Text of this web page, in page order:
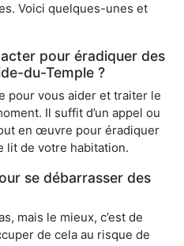
Voici quelques-unes et
pour éradiquer des
du-Temple ?
pour vous aider et traiter le
Il suffit d’un appel ou
en œuvre pour éradiquer
lit de votre habitation.
se débarrasser des
mais le mieux, c’est de
de cela au risque de